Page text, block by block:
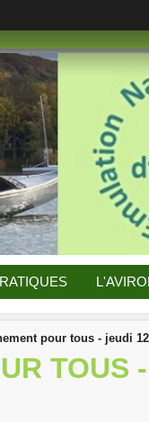
pour tous - jeudi
TOUS